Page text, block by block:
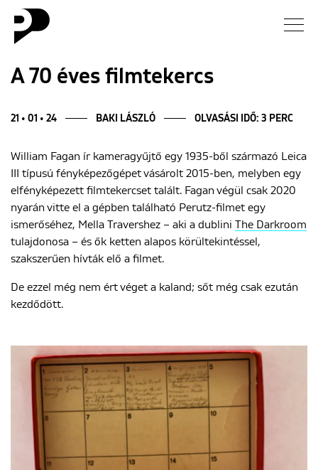
Hírek
Esszé
Blog
Rólunk
ENGLISH
A 70 éves filmtekercs
21 • 01 • 24 BAKI LÁSZLÓ OLVASÁSI IDŐ: 3 PERC
William Fagan ír kameragyűjtő egy 1935-ből származó Leica
III típusú fényképezőgépet vásárolt 2015-ben, melyben egy
elfényképezett filmtekercset talált. Fagan végül csak 2020
nyarán vitte el a gépben található Perutz-filmet egy
ismerőséhez, Mella Travershez – aki a dublini The Darkroom
tulajdonosa – és ők ketten alapos körültekintéssel,
szakszerűen hívták elő a filmet.
De ezzel még nem ért véget a kaland; sőt még csak ezután
kezdődött.